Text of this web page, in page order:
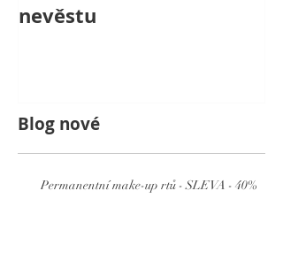
nevěstu
Blog nové
Permanentní make-up rtů - SLEVA - 40%